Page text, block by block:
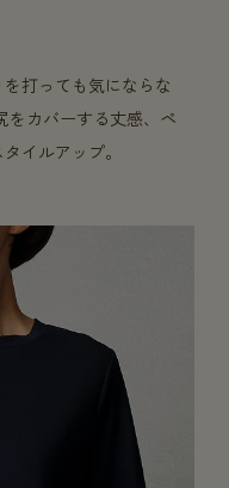
打っても気にならな
をカバーする丈感、ペ
イルアップ。